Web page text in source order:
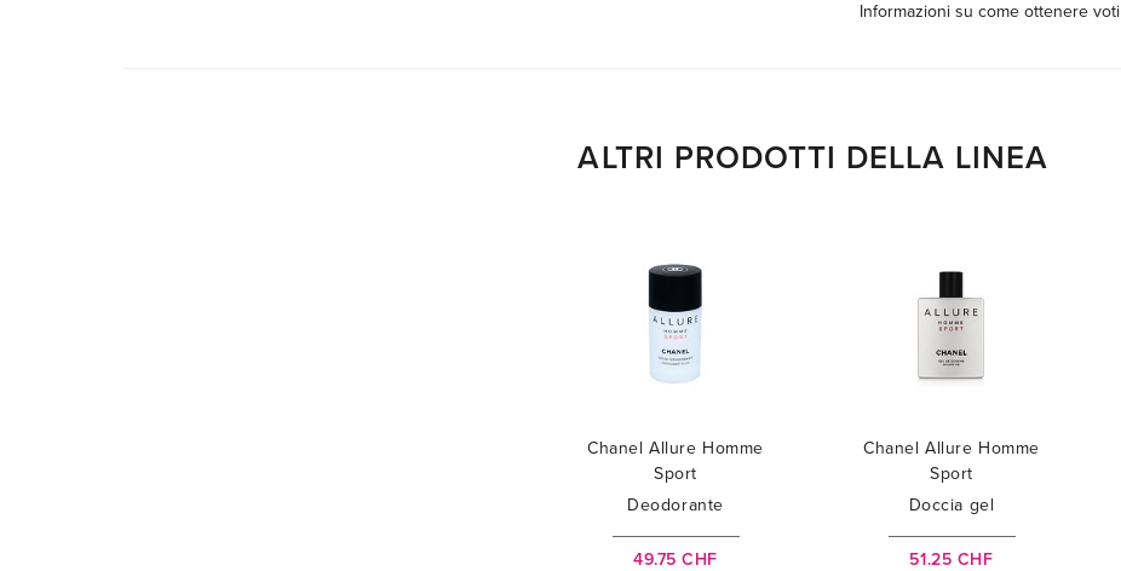
Informazioni su come ottenere voti
ALTRI PRODOTTI DELLA LINEA
Chanel Allure Homme
Sport
Deodorante
49.75 CHF
Chanel Allure Homme
Sport
Doccia gel
51.25 CHF